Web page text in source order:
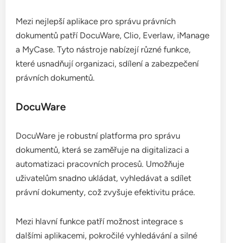
Mezi nejlepší aplikace pro správu právních
dokumentů patří DocuWare, Clio, Everlaw, iManage
a MyCase. Tyto nástroje nabízejí různé funkce,
které usnadňují organizaci, sdílení a zabezpečení
právních dokumentů.
DocuWare
DocuWare je robustní platforma pro správu
dokumentů, která se zaměřuje na digitalizaci a
automatizaci pracovních procesů. Umožňuje
uživatelům snadno ukládat, vyhledávat a sdílet
právní dokumenty, což zvyšuje efektivitu práce.
Mezi hlavní funkce patří možnost integrace s
dalšími aplikacemi, pokročilé vyhledávání a silné